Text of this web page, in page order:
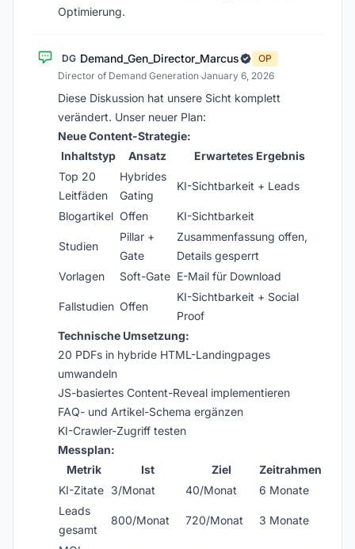
Optimierung.
DG Demand_Gen_Director_Marcus
OP
Director of Demand Generation·January 6, 2026
Diese Diskussion hat unsere Sicht komplett
verändert. Unser neuer Plan:
Neue Content-Strategie:
Inhaltstyp
Ansatz
Erwartetes Ergebnis
Top 20
Leitfäden
Hybrides
Gating
KI-Sichtbarkeit + Leads
Blogartikel Offen KI-Sichtbarkeit
Studien
Pillar +
Gate
Zusammenfassung offen,
Details gesperrt
Vorlagen
Soft-Gate E-Mail für Download
Fallstudien Offen
KI-Sichtbarkeit + Social
Proof
Technische Umsetzung:
20 PDFs in hybride HTML-Landingpages
umwandeln
JS-basiertes Content-Reveal implementieren
FAQ- und Artikel-Schema ergänzen
KI-Crawler-Zugriff testen
Messplan:
Metrik
Ist Ziel
Zeitrahmen
KI-Zitate 3/Monat 40/Monat
6 Monate
Leads
gesamt
800/Monat 720/Monat 3 Monate